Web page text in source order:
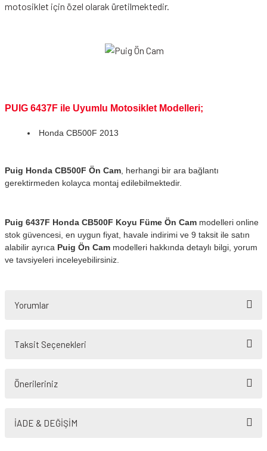
motosiklet için özel olarak üretilmektedir.
PUIG 6437F ile Uyumlu Motosiklet Modelleri;
Honda CB500F 2013
Puig Honda CB500F Ön Cam , herhangi bir ara bağlantı
gerektirmeden kolayca montaj edilebilmektedir.
Puig 6437F Honda CB500F Koyu Füme Ön Cam modelleri online
stok güvencesi, en uygun fiyat, havale indirimi ve 9 taksit ile satın
alabilir ayrıca Puig Ön Cam modelleri hakkında detaylı bilgi, yorum
ve tavsiyeleri inceleyebilirsiniz.
Yorumlar
Taksit Seçenekleri
Önerileriniz
yetersiz gördüğünüz noktaları öneri formunu kullanarak tarafımıza
İADE & DEĞİŞİM